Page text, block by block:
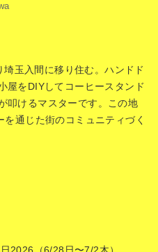
玉入間に移り住む。ハンドド
屋をDIYしてコーヒースタンド
叩けるマスターです。この地
通じた街のコミュニティづく
2026（6/28日〜7/2木）